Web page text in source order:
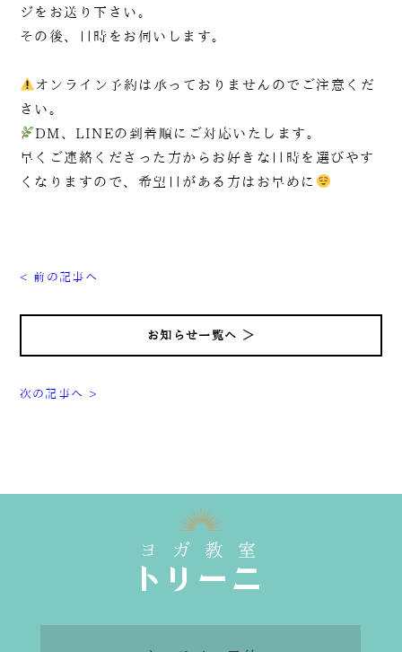
ジをお送り下さい。
その後、日時をお伺いします。
オンライン予約は承っておりませんのでご注意くだ
さい。
DM、LINEの到着順にご対応いたします。
早くご連絡くださった方からお好きな日時を選びやす
くなりますので、希望日がある方はお早めに
< 前の記事へ
お知らせ一覧へ ＞
次の記事へ >